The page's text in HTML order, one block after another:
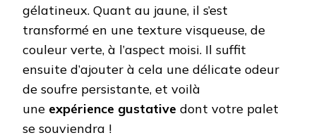
gélatineux. Quant au jaune, il s’est
transformé en une texture visqueuse, de
couleur verte, à l’aspect moisi. Il suffit
ensuite d’ajouter à cela une délicate odeur
de soufre persistante, et voilà
une expérience gustative dont votre palet
se souviendra !